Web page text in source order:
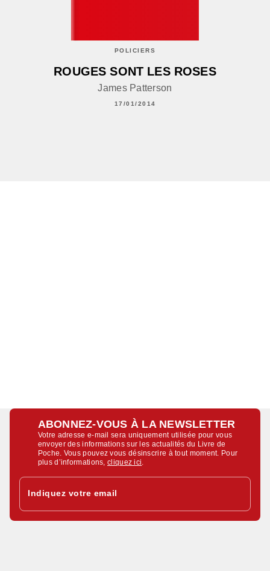
POLICIERS
ROUGES SONT LES ROSES
James Patterson
17/01/2014
ABONNEZ-VOUS À LA NEWSLETTER
Votre adresse e-mail sera uniquement utilisée pour vous
envoyer des informations sur les actualités du Livre de
Poche. Vous pouvez vous désinscrire à tout moment. Pour
plus d’informations,cliquez ici
Indiquez votre email